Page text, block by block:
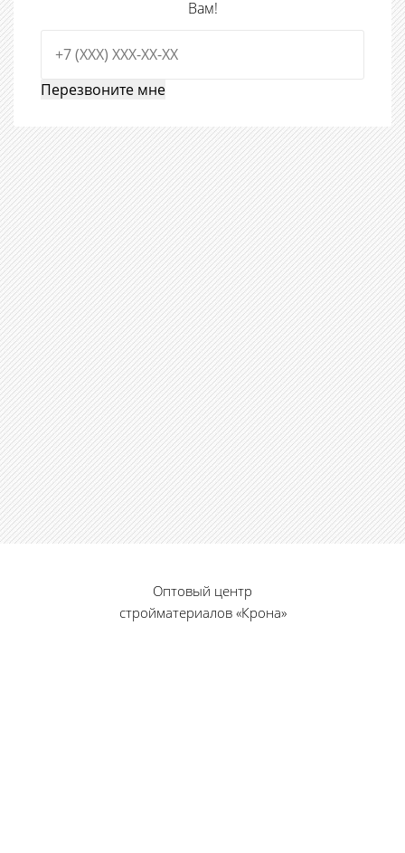
Вам!
Оптовый центр
стройматериалов «Крона»